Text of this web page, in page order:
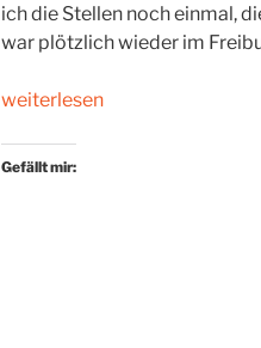
ich die Stellen noch einmal,
war plötzlich wieder im
„Geld?
eine
weiterlesen
Gefällt mir: